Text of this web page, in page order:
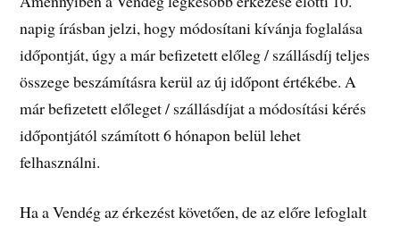
napig írásban jelzi, hogy módosítani kívánja foglalása
időpontját, úgy a már befizetett előleg / szállásdíj teljes
összege beszámításra kerül az új időpont értékébe. A
már befizetett előleget / szállásdíjat a módosítási kérés
időpontjától számított 6 hónapon belül lehet
felhasználni.
Ha a Vendég az érkezést követően, de az előre lefoglalt